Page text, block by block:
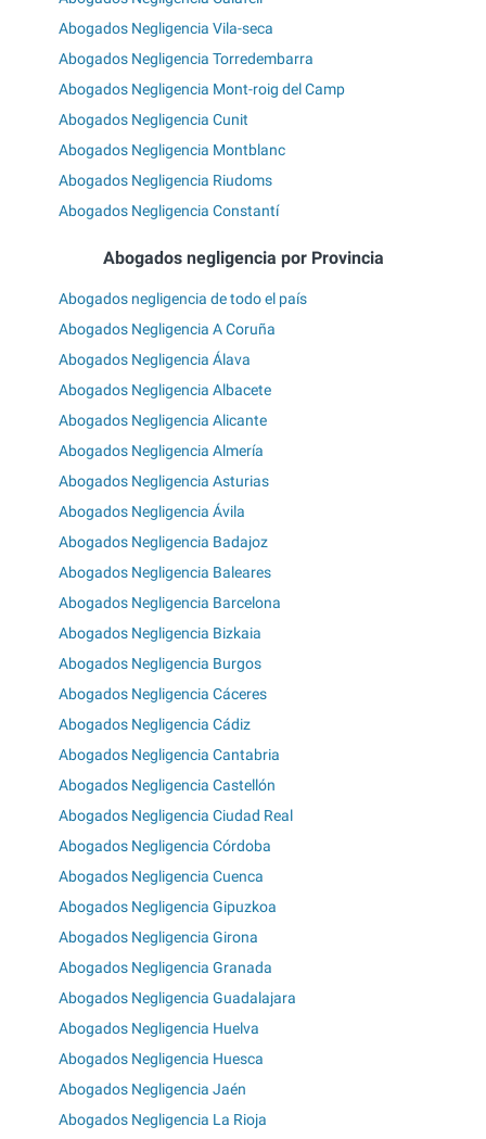
Abogados Negligencia Vila-seca
Abogados Negligencia Torredembarra
Abogados Negligencia Mont-roig del Camp
Abogados Negligencia Cunit
Abogados Negligencia Montblanc
Abogados Negligencia Riudoms
Abogados Negligencia Constantí
Abogados negligencia por Provincia
Abogados negligencia de todo el país
Abogados Negligencia A Coruña
Abogados Negligencia Álava
Abogados Negligencia Albacete
Abogados Negligencia Alicante
Abogados Negligencia Almería
Abogados Negligencia Asturias
Abogados Negligencia Ávila
Abogados Negligencia Badajoz
Abogados Negligencia Baleares
Abogados Negligencia Barcelona
Abogados Negligencia Bizkaia
Abogados Negligencia Burgos
Abogados Negligencia Cáceres
Abogados Negligencia Cádiz
Abogados Negligencia Cantabria
Abogados Negligencia Castellón
Abogados Negligencia Ciudad Real
Abogados Negligencia Córdoba
Abogados Negligencia Cuenca
Abogados Negligencia Gipuzkoa
Abogados Negligencia Girona
Abogados Negligencia Granada
Abogados Negligencia Guadalajara
Abogados Negligencia Huelva
Abogados Negligencia Huesca
Abogados Negligencia Jaén
Abogados Negligencia La Rioja